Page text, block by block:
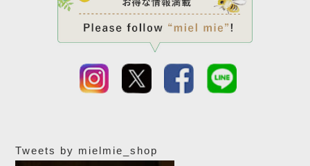
Tweets by mielmie_shop